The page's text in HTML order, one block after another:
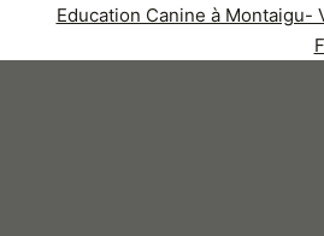
Education Canine à Montaigu-